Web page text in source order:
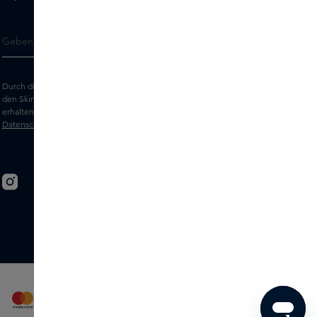
Durch die Eingabe Ihrer E-Mail-Adresse erklären Sie sich damit einverstanden,
den Skins-Newsletter und personalisierte Marketingnachrichten per E-Mail zu
erhalten. Sehen Sie sich unsere
Datenschutz